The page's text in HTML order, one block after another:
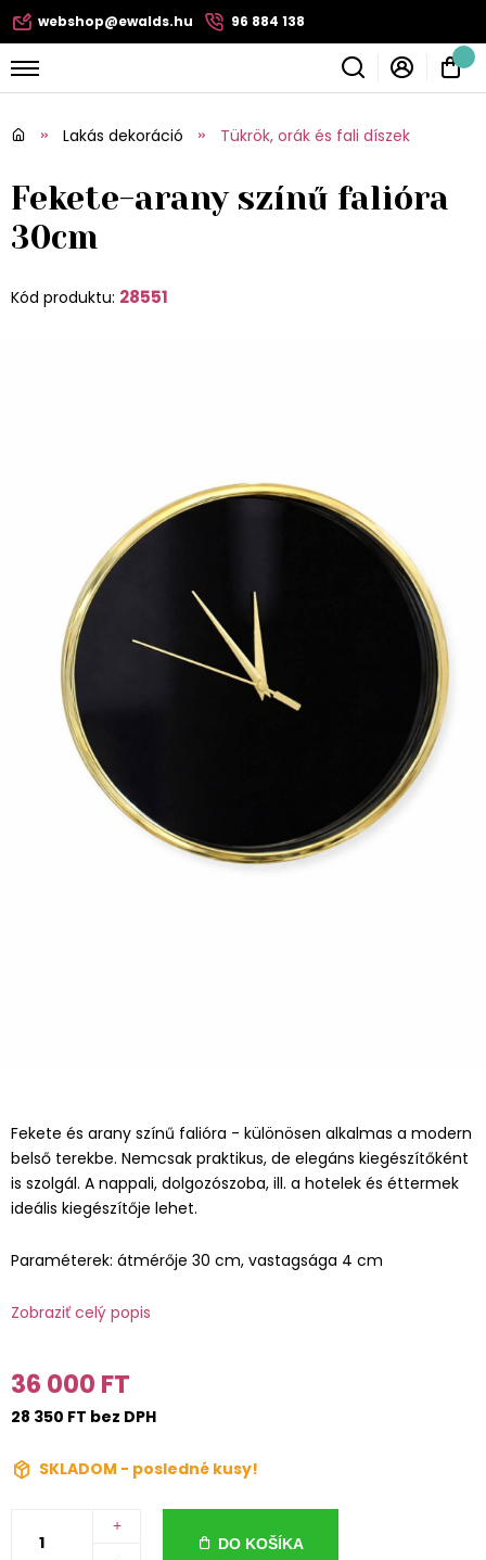
webshop@ewalds.hu 96 884 138
Lakás dekoráció Tükrök, orák és fali díszek
Fekete-arany színű falióra
30cm
Kód produktu: 28551
Fekete és arany színű falióra - különösen alkalmas a modern
belső terekbe. Nemcsak praktikus, de elegáns kiegészítőként
is szolgál. A nappali, dolgozószoba, ill. a hotelek és éttermek
ideális kiegészítője lehet.
Paraméterek: átmérője 30 cm, vastagsága 4 cm
Zobraziť celý popis
36 000 FT
28 350 FT bez DPH
SKLADOM - posledné kusy!
+
DO KOŠÍKA